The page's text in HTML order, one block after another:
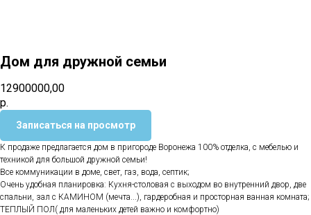
Дом для дружной семьи
12900000,00
р.
Записаться на просмотр
К продаже предлагается дом в пригороде Воронежа 100% отделка, с мебелью и
техникой для большой дружной семьи!
Все коммуникации в доме, свет, газ, вода, септик;
Очень удобная планировка: Кухня-столовая с выходом во внутренний двор, две
спальни, зал с КАМИНОМ (мечта...), гардеробная и просторная ванная комната;
ТЕПЛЫЙ ПОЛ( для маленьких детей важно и комфортно)